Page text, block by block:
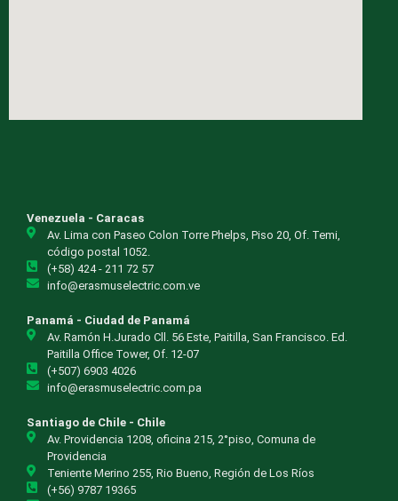
Venezuela - Caracas
Av. Lima con Paseo Colon Torre Phelps, Piso 20, Of. Temi,
código postal 1052.
(+58) 424 - 211 72 57
info@erasmuselectric.com.ve
Panamá - Ciudad de Panamá
Av. Ramón H.Jurado Cll. 56 Este, Paitilla, San Francisco. Ed.
Paitilla Office Tower, Of. 12-07
(+507) 6903 4026
info@erasmuselectric.com.pa
Santiago de Chile - Chile
Av. Providencia 1208, oficina 215, 2°piso, Comuna de
Providencia
Teniente Merino 255, Rio Bueno, Región de Los Ríos
(+56) 9787 19365